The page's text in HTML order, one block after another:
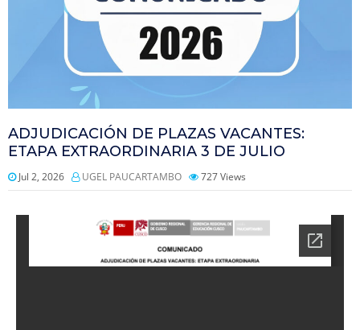
ADJUDICACIÓN DE PLAZAS VACANTES:
ETAPA EXTRAORDINARIA 3 DE JULIO
Jul 2, 2026 UGEL PAUCARTAMBO 727Views